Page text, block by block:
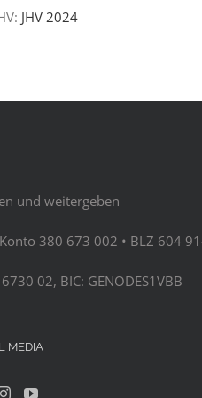
JHV 2024
und weitergeben
380 673 002 • BLZ 604
02, BIC: GENODES1VBB
MEDIA